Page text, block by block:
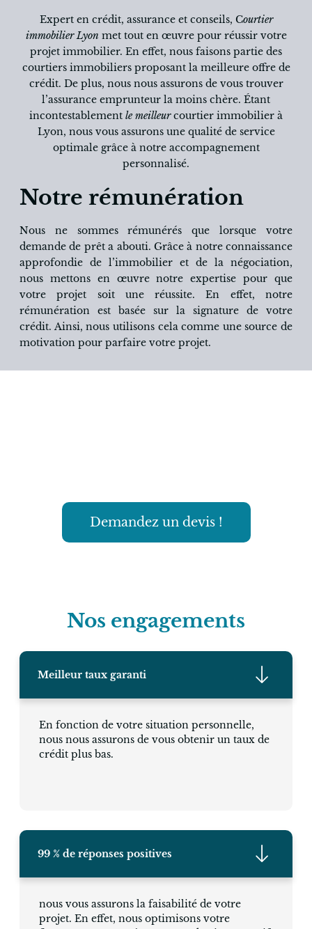
Expert en crédit, assurance et conseils, Courtier
immobilier Lyon met tout en œuvre pour réussir votre
projet immobilier. En effet, nous faisons partie des
courtiers immobiliers proposant la meilleure offre de
crédit. De plus, nous nous assurons de vous trouver
l’assurance emprunteur la moins chère. Étant
incontestablement le meilleurcourtier immobilier à
Lyon, nous vous assurons une qualité de service
optimale grâce à notre accompagnement
personnalisé.
Notre rémunération
Nous ne sommes rémunérés que lorsque votre
demande de prêt a abouti. Grâce à notre connaissance
approfondie de l’immobilier et de la négociation,
nous mettons en œuvre notre expertise pour que
votre projet soit une réussite. En effet, notre
rémunération est basée sur la signature de votre
crédit. Ainsi, nous utilisons cela comme une source de
motivation pour parfaire votre projet.
Demandez un devis !
Nos engagements
Meilleur taux garanti
En fonction de votre situation personnelle,
nous nous assurons de vous obtenir un taux de
crédit plus bas.
99 % de réponses positives
nous vous assurons la faisabilité de votre
projet. En effet, nous optimisons votre